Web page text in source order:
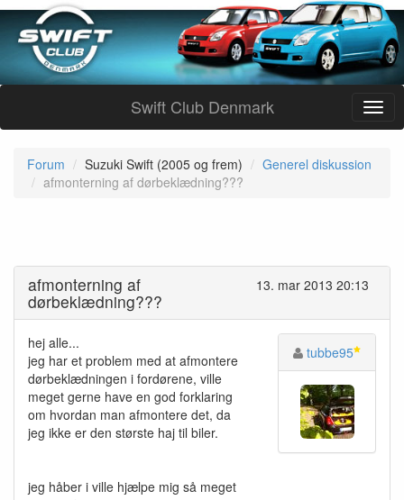
Swift Club Denmark
Forum Suzuki Swift (2005 og frem)
Generel diskussion
afmonterning af dørbeklædning???
13. mar 2013 20:13
afmonterning af
dørbeklædning???
hej alle...
jeg har et problem med at afmontere
dørbeklædningen i fordørene, ville
meget gerne have en god forklaring
om hvordan man afmontere det, da
jeg ikke er den største haj til biler.
jeg håber i ville hjælpe mig så meget
tubbe95